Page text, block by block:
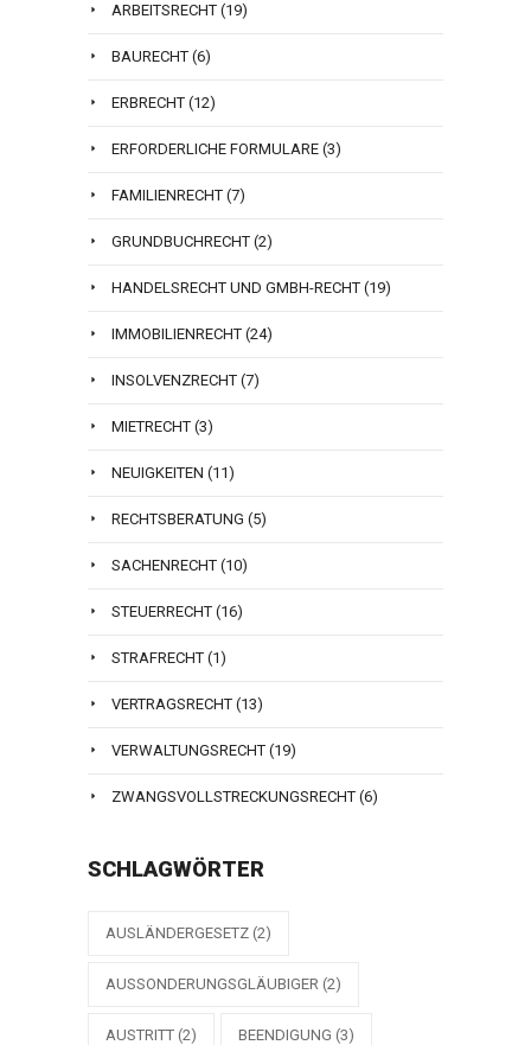
ARBEITSRECHT (19)
BAURECHT (6)
ERBRECHT (12)
ERFORDERLICHE FORMULARE (3)
FAMILIENRECHT (7)
GRUNDBUCHRECHT (2)
HANDELSRECHT UND GMBH-RECHT (19)
IMMOBILIENRECHT (24)
INSOLVENZRECHT (7)
MIETRECHT (3)
NEUIGKEITEN (11)
RECHTSBERATUNG (5)
SACHENRECHT (10)
STEUERRECHT (16)
STRAFRECHT (1)
VERTRAGSRECHT (13)
VERWALTUNGSRECHT (19)
ZWANGSVOLLSTRECKUNGSRECHT (6)
SCHLAGWÖRTER
AUSLÄNDERGESETZ (2)
AUSSONDERUNGSGLÄUBIGER (2)
AUSTRITT (2) BEENDIGUNG (3)